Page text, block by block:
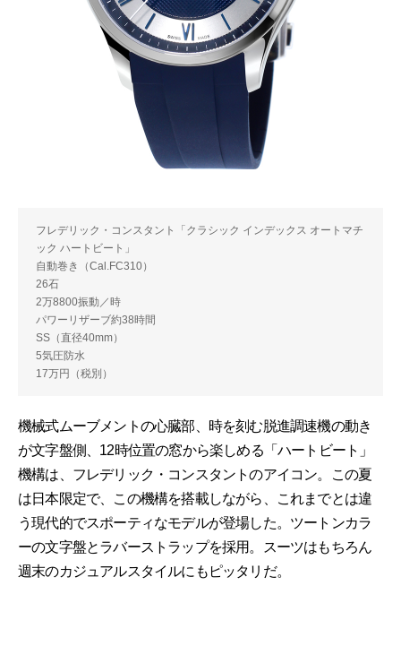
フレデリック・コンスタント「クラシック インデックス オートマチ
ック ハートビート」
自動巻き（Cal.FC310）
26石
2万8800振動／時
パワーリザーブ約38時間
SS（直径40mm）
5気圧防水
17万円（税別）
機械式ムーブメントの心臓部、時を刻む脱進調速機の動き
が文字盤側、12時位置の窓から楽しめる「ハートビート」
機構は、フレデリック・コンスタントのアイコン。この夏
は日本限定で、この機構を搭載しながら、これまでとは違
う現代的でスポーティなモデルが登場した。ツートンカラ
ーの文字盤とラバーストラップを採用。スーツはもちろん
週末のカジュアルスタイルにもピッタリだ。